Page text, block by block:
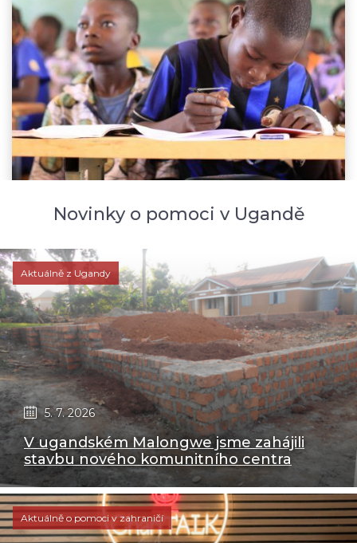
Novinky o pomoci v Ugandě
Aktuálně z Ugandy
5. 7. 2026
V ugandském Malongwe jsme zahájili
stavbu nového komunitního centra
Aktuálně o pomoci v zahraničí